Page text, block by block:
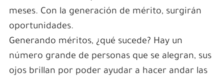
meses. Con la generación de mérito, surgirán
oportunidades.
Generando méritos, ¿qué sucede? Hay un
número grande de personas que se alegran, sus
ojos brillan por poder ayudar a hacer andar las